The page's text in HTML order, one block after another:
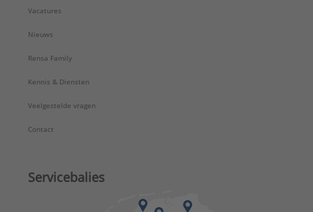
Vacatures
Nieuws
Rensa Family
Kennis & Diensten
Veelgestelde vragen
Contact
Servicebalies